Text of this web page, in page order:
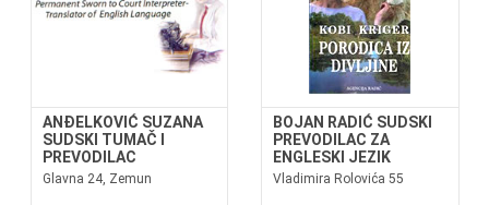
ANĐELKOVIĆ SUZANA
SUDSKI TUMAČ I
PREVODILAC
Glavna 24, Zemun
BOJAN RADIĆ SUDSKI
PREVODILAC ZA
ENGLESKI JEZIK
Vladimira Rolovića 55